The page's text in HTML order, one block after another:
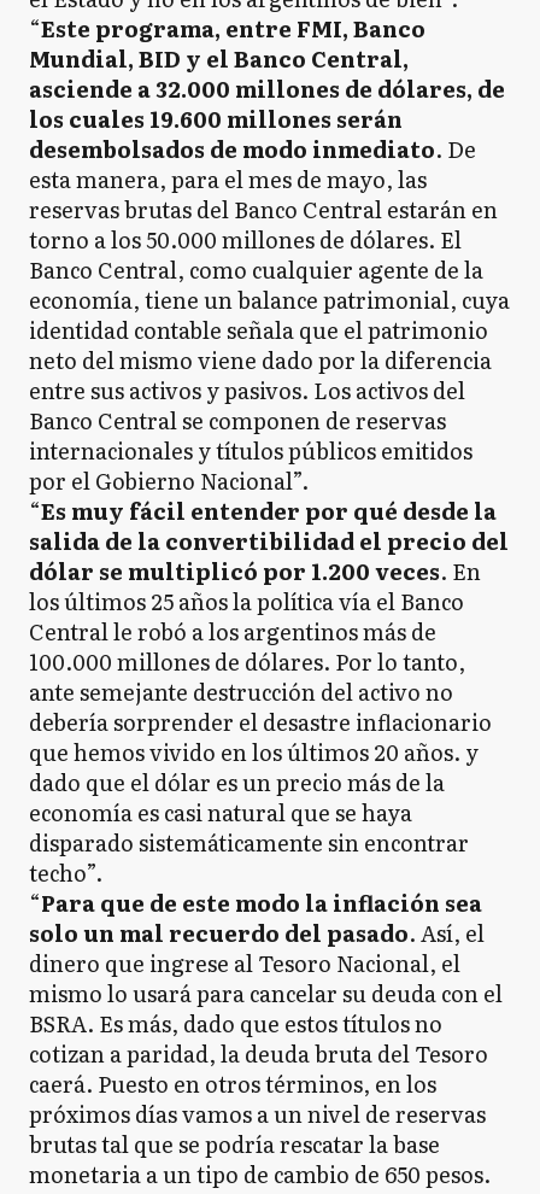
“Este programa, entre FMI, Banco
Mundial, BID y el Banco Central,
asciende a 32.000 millones de dólares, de
los cuales 19.600 millones serán
desembolsados de modo inmediato. De
esta manera, para el mes de mayo, las
reservas brutas del Banco Central estarán en
torno a los 50.000 millones de dólares. El
Banco Central, como cualquier agente de la
economía, tiene un balance patrimonial, cuya
identidad contable señala que el patrimonio
neto del mismo viene dado por la diferencia
entre sus activos y pasivos. Los activos del
Banco Central se componen de reservas
internacionales y títulos públicos emitidos
por el Gobierno Nacional”.
“Es muy fácil entender por qué desde la
salida de la convertibilidad el precio del
dólar se multiplicó por 1.200 veces. En
los últimos 25 años la política vía el Banco
Central le robó a los argentinos más de
100.000 millones de dólares. Por lo tanto,
ante semejante destrucción del activo no
debería sorprender el desastre inflacionario
que hemos vivido en los últimos 20 años. y
dado que el dólar es un precio más de la
economía es casi natural que se haya
disparado sistemáticamente sin encontrar
techo”.
“Para que de este modo la inflación sea
solo un mal recuerdo del pasado. Así, el
dinero que ingrese al Tesoro Nacional, el
mismo lo usará para cancelar su deuda con el
BSRA. Es más, dado que estos títulos no
cotizan a paridad, la deuda bruta del Tesoro
caerá. Puesto en otros términos, en los
próximos días vamos a un nivel de reservas
brutas tal que se podría rescatar la base
monetaria a un tipo de cambio de 650 pesos.